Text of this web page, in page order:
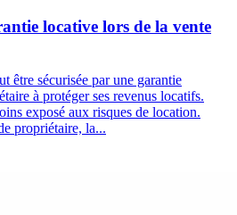
locative lors de la vente
être sécurisée par une garantie
à protéger ses revenus locatifs.
exposé aux risques de location.
propriétaire, la...